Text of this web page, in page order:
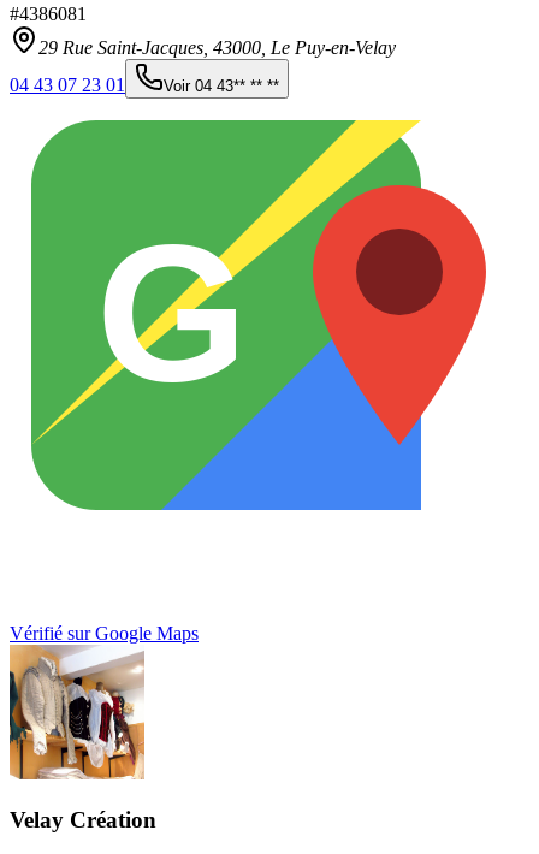
#4386081
29 Rue Saint-Jacques, 43000 Le Puy-en-Velay
04 43 07 23 01
Voir 04 43** ** **
G
Vérifié sur Google Maps
Velay Création